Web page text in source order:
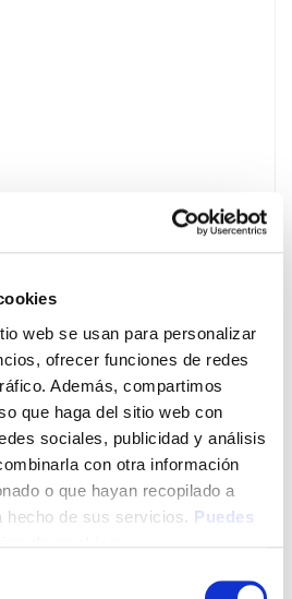
web se usan para personalizar
ofrecer funciones de redes
Además, compartimos
que haga del sitio web con
sociales, publicidad y análisis
con otra información
o que hayan recopilado a
hecho de sus servicios. Puedes
Campaña
Álava 2026
de June de 2026
EXPOFAMILY 2026
(Pamplona) del 15